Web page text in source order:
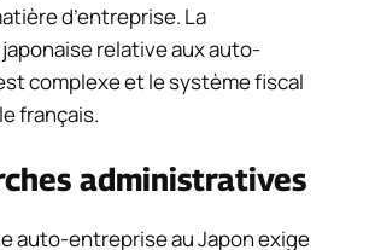
d’entreprise. La
relative aux auto-
complexe et le système fiscal
français.
administratives
auto-entreprise au Japon exige